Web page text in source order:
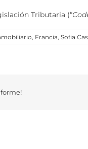
Tributaria (“
, Francia, Sofia